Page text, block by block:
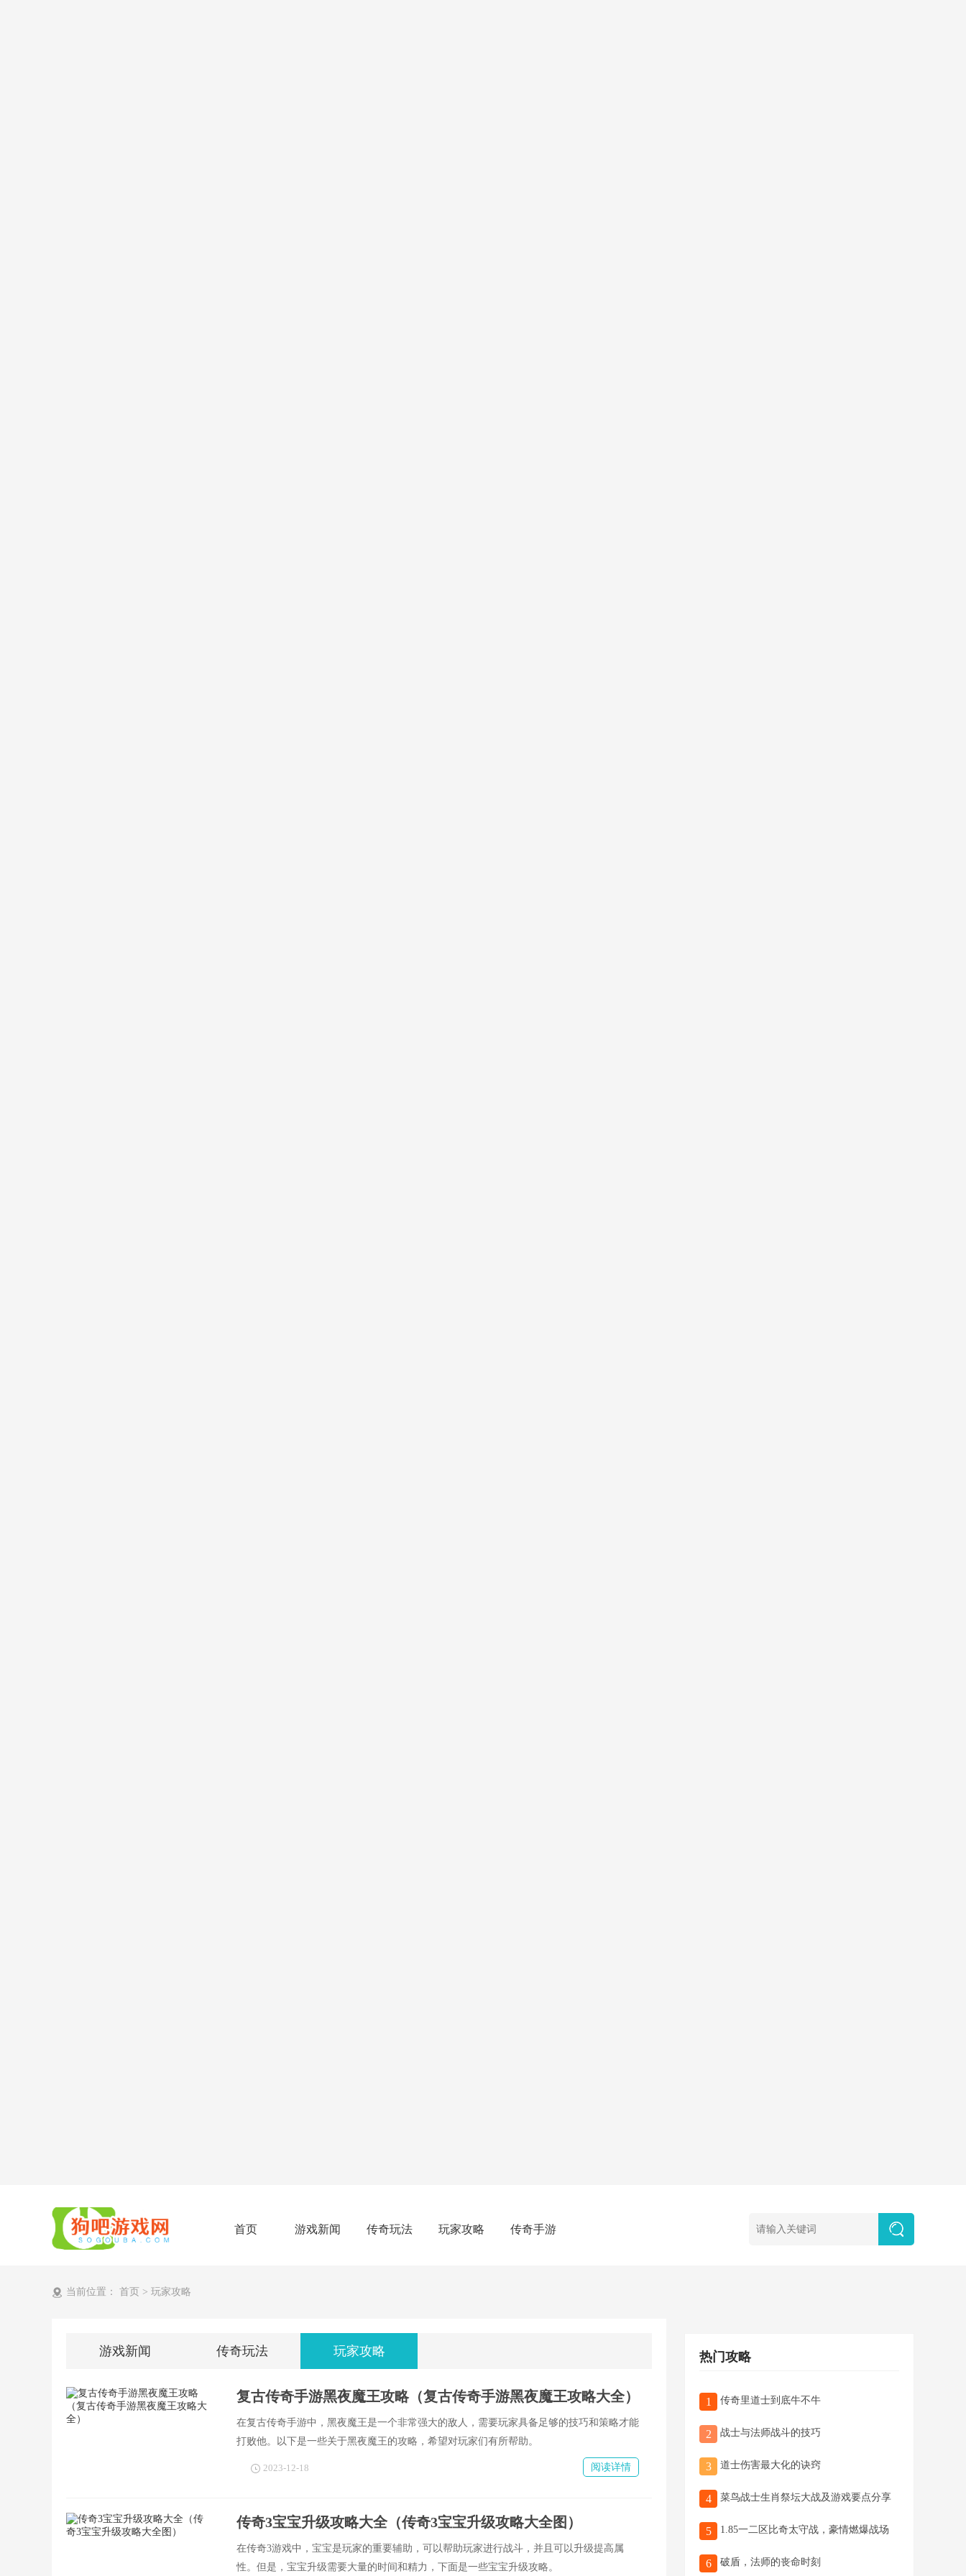
首页 游戏新闻 传奇玩法 玩家攻略 传奇手游
当前位置： 首页 > 玩家攻略
游戏新闻 传奇玩法 玩家攻略
复古传奇手游黑夜魔王攻略（复古传奇手游黑夜魔王攻略大全）
在复古传奇手游中，黑夜魔王是一个非常强大的敌人，需要玩家具备足够的技巧和策略才能
打败他。以下是一些关于黑夜魔王的攻略，希望对玩家们有所帮助。
2023-12-18 阅读详情
传奇3宝宝升级攻略大全（传奇3宝宝升级攻略大全图）
在传奇3游戏中，宝宝是玩家的重要辅助，可以帮助玩家进行战斗，并且可以升级提高属
性。但是，宝宝升级需要大量的时间和精力，下面是一些宝宝升级攻略。
热门攻略
1 传奇里道士到底牛不牛
2 战士与法师战斗的技巧
3 道士伤害最大化的诀窍
4 菜鸟战士生肖祭坛大战及游戏要点分享
5 1.85一二区比奇太守战，豪情燃爆战场
6 破盾，法师的丧命时刻